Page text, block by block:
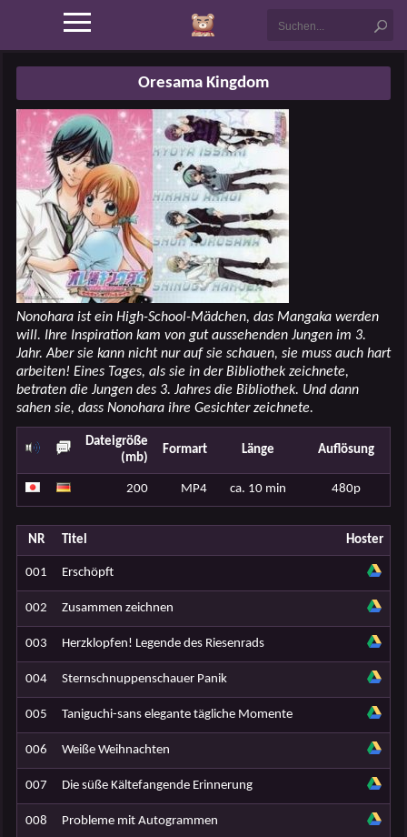
Oresama Kingdom
Nonohara ist ein High-School-Mädchen, das Mangaka werden
will. Ihre Inspiration kam von gut aussehenden Jungen im 3.
Jahr. Aber sie kann nicht nur auf sie schauen, sie muss auch hart
arbeiten! Eines Tages, als sie in der Bibliothek zeichnete,
betraten die Jungen des 3. Jahres die Bibliothek. Und dann
sahen sie, dass Nonohara ihre Gesichter zeichnete.
Dateigröße
(mb)
Formart Länge Auflösung
200 MP4 ca. 10 min 480p
NR Titel Hoster
001 Erschöpft
002 Zusammen zeichnen
003 Herzklopfen! Legende des Riesenrads
004 Sternschnuppenschauer Panik
005 Taniguchi-sans elegante tägliche Momente
006 Weiße Weihnachten
007 Die süße Kältefangende Erinnerung
008 Probleme mit Autogrammen